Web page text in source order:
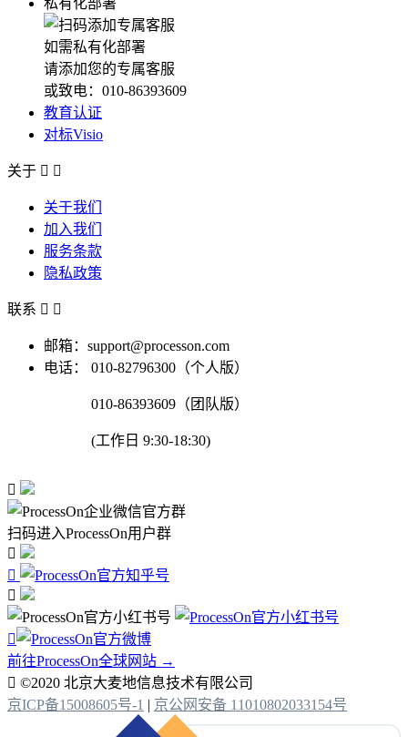
私有化部署
如需私有化部署
请添加您的专属客服
或致电：010-86393609
教育认证
对标Visio
关于  
关于我们
加入我们
服务条款
隐私政策
联系  
邮箱：support@processon.com
电话：
010-82796300（个人版）
010-86393609（团队版）
(工作日 9:30-18:30)

扫码进入ProcessOn用户群




前往ProcessOn全球网站 →
 ©2020 北京大麦地信息技术有限公司
京ICP备15008605号-1 | 京公网安备 11010802033154号